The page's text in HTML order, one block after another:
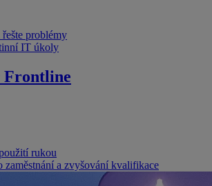
problémy
IT úkoly
Frontline
rukou
zaměstnání a zvyšování kvalifikace